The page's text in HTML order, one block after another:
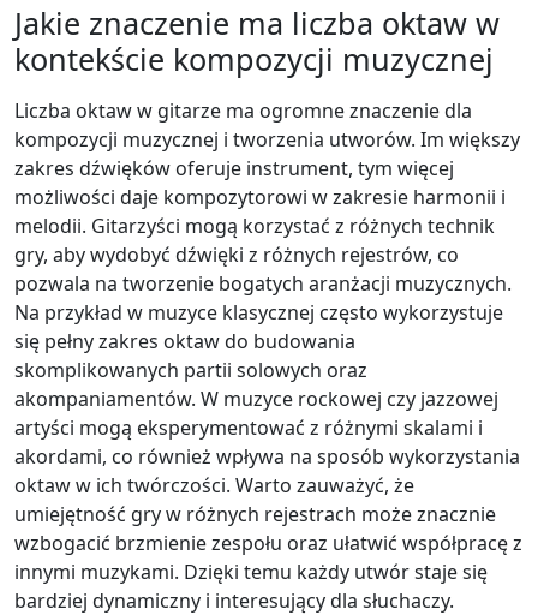
Jakie znaczenie ma liczba oktaw w
kontekście kompozycji muzycznej
Liczba oktaw w gitarze ma ogromne znaczenie dla
kompozycji muzycznej i tworzenia utworów. Im większy
zakres dźwięków oferuje instrument, tym więcej
możliwości daje kompozytorowi w zakresie harmonii i
melodii. Gitarzyści mogą korzystać z różnych technik
gry, aby wydobyć dźwięki z różnych rejestrów, co
pozwala na tworzenie bogatych aranżacji muzycznych.
Na przykład w muzyce klasycznej często wykorzystuje
się pełny zakres oktaw do budowania
skomplikowanych partii solowych oraz
akompaniamentów. W muzyce rockowej czy jazzowej
artyści mogą eksperymentować z różnymi skalami i
akordami, co również wpływa na sposób wykorzystania
oktaw w ich twórczości. Warto zauważyć, że
umiejętność gry w różnych rejestrach może znacznie
wzbogacić brzmienie zespołu oraz ułatwić współpracę z
innymi muzykami. Dzięki temu każdy utwór staje się
bardziej dynamiczny i interesujący dla słuchaczy.